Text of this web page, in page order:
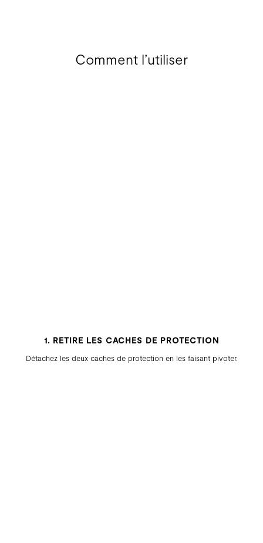
Comment l’utiliser
1. RETIRE LES CACHES DE PROTECTION
Détachez les deux caches de protection en les faisant pivoter.